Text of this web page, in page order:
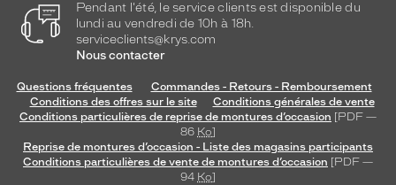
Pendant l'été, le service clients est disponible du
lundi au vendredi de 10h à 18h.
serviceclients@krys.com
Nous contacter
Questions fréquentes
Commandes - Retours - Remboursement
Conditions des offres sur le site
Conditions générales de vente
Conditions particulières de reprise de montures d’occasion [PDF —
86 Ko]
Reprise de montures d’occasion - Liste des magasins participants
Conditions particulières de vente de montures d’occasion [PDF —
94 Ko]